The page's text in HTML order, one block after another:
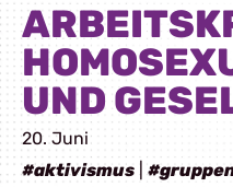
UND
20. Juni
#aktivismus |